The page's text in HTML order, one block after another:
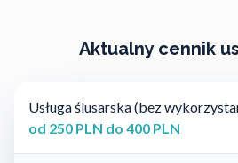
Aktualny cennik
Usługa ślusarska (bez
od 250 PLN do 400 PLN